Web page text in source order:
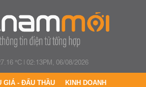
°C|02:13PM, 06/08/2026
GIÁ - ĐẤU THẦU KINH DOANH